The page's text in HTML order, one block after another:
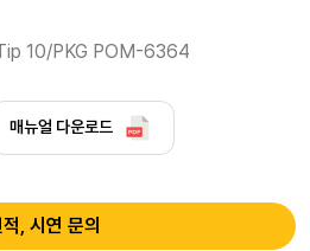
10/PKG POM-6364
매뉴얼 다운로드
, 시연 문의